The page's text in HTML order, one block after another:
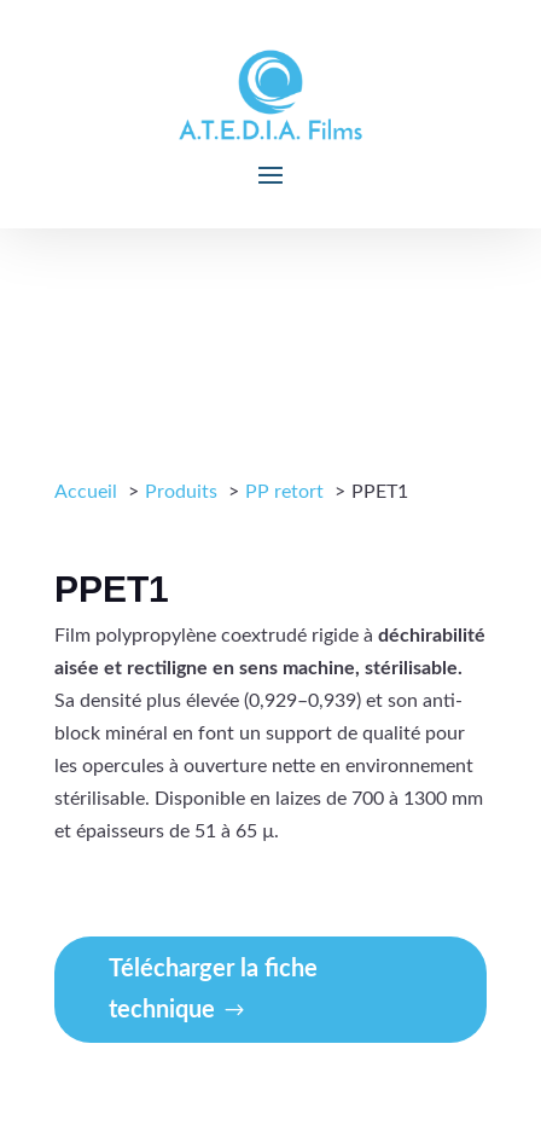
Accueil Produits PP retort PPET1
PPET1
Film polypropylène coextrudé rigide à déchirabilité
aisée et rectiligne en sens machine, stérilisable.
Sa densité plus élevée (0,929–0,939) et son anti-
block minéral en font un support de qualité pour
les opercules à ouverture nette en environnement
stérilisable. Disponible en laizes de 700 à 1300 mm
et épaisseurs de 51 à 65 µ.
Télécharger la fiche
technique